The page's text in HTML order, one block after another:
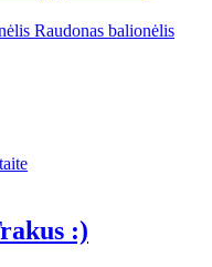
Raudonas balionėlis
:)